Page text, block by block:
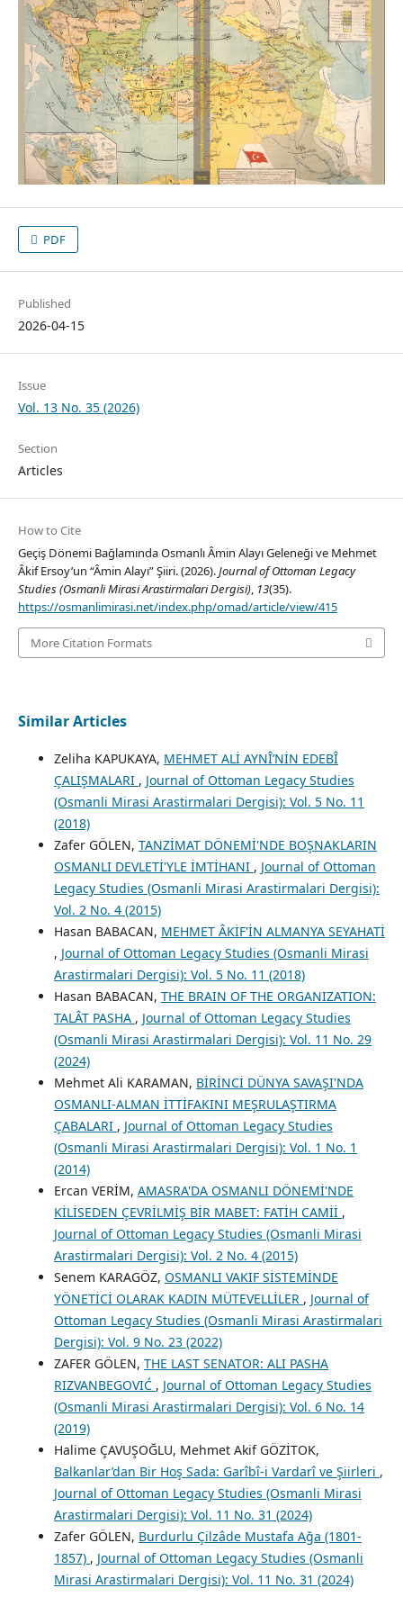
PDF
Published
2026-04-15
Issue
Vol. 13 No. 35 (2026)
Section
Articles
How to Cite
Geçiş Dönemi Bağlamında Osmanlı Âmin Alayı Geleneği ve Mehmet
Âkif Ersoy’un “Âmin Alayı” Şiiri. (2026).Journal of Ottoman Legacy
Studies (Osmanli Mirasi Arastirmalari Dergisi), 13(35).
https://osmanlimirasi.net/index.php/omad/article/view/415
More Citation Formats
Similar Articles
Zeliha KAPUKAYA, MEHMET ALİ AYNÎ’NİN EDEBÎ
ÇALIŞMALARI , Journal of Ottoman Legacy Studies
(Osmanli Mirasi Arastirmalari Dergisi): Vol. 5 No. 11
(2018)
Zafer GÖLEN, TANZİMAT DÖNEMİ'NDE BOŞNAKLARIN
OSMANLI DEVLETİ'YLE İMTİHANI , Journal of Ottoman
Legacy Studies (Osmanli Mirasi Arastirmalari Dergisi):
Vol. 2 No. 4 (2015)
Hasan BABACAN, MEHMET ÂKİF'İN ALMANYA SEYAHATİ
, Journal of Ottoman Legacy Studies (Osmanli Mirasi
Arastirmalari Dergisi): Vol. 5 No. 11 (2018)
Hasan BABACAN, THE BRAIN OF THE ORGANIZATION:
TALÂT PASHA , Journal of Ottoman Legacy Studies
(Osmanli Mirasi Arastirmalari Dergisi): Vol. 11 No. 29
(2024)
Mehmet Ali KARAMAN, BİRİNCİ DÜNYA SAVAŞI'NDA
OSMANLI-ALMAN İTTİFAKINI MEŞRULAŞTIRMA
ÇABALARI , Journal of Ottoman Legacy Studies
(Osmanli Mirasi Arastirmalari Dergisi): Vol. 1 No. 1
(2014)
Ercan VERİM, AMASRA'DA OSMANLI DÖNEMİ'NDE
KİLİSEDEN ÇEVRİLMİŞ BİR MABET: FATİH CAMİİ ,
Journal of Ottoman Legacy Studies (Osmanli Mirasi
Arastirmalari Dergisi): Vol. 2 No. 4 (2015)
Senem KARAGÖZ, OSMANLI VAKIF SİSTEMİNDE
YÖNETİCİ OLARAK KADIN MÜTEVELLİLER , Journal of
Ottoman Legacy Studies (Osmanli Mirasi Arastirmalari
Dergisi): Vol. 9 No. 23 (2022)
ZAFER GÖLEN, THE LAST SENATOR: ALI PASHA
RIZVANBEGOVIĆ , Journal of Ottoman Legacy Studies
(Osmanli Mirasi Arastirmalari Dergisi): Vol. 6 No. 14
(2019)
Halime ÇAVUŞOĞLU, Mehmet Akif GÖZİTOK,
Balkanlar’dan Bir Hoş Sada: Garîbî-i Vardarî ve Şiirleri ,
Journal of Ottoman Legacy Studies (Osmanli Mirasi
Arastirmalari Dergisi): Vol. 11 No. 31 (2024)
Zafer GÖLEN, Burdurlu Çilzâde Mustafa Ağa (1801-
1857) , Journal of Ottoman Legacy Studies (Osmanli
Mirasi Arastirmalari Dergisi): Vol. 11 No. 31 (2024)